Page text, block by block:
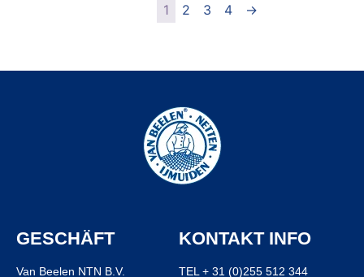
1 2 3 4 →
GESCHÄFT
Van Beelen NTN B.V.
KONTAKT INFO
TEL + 31 (0)255 512 344